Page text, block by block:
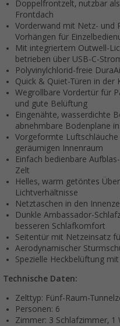
Doppelfrontzelt, nutzbar
Frontdach
Vorderwand mit Netz- und
Vorhängen für
Mit integriertem Outwell-
betrieben über USB-C-
Polyvinylchlorid-freie
Quick & Quiet-Türen in der
Wegrollbare Vordertür für
und gute Belüftung
Eingenähte, wasserdichte
abnehmbare Bodenplane
Vorgeformte
geräumigen Innenraum
Einfach bedienbare
Zelt
Helles, warm getöntes
Lichtverhältnisse
Netztaschen in den
Dunkle Ambassador-
besseren Schlafkomfort
Seitentür mit Netzeinsatz
Aerodynamischer
Spezielle Heckbelüftung
Technische Daten:
Zelttyp: Fünf-Raum-
Personen: 6
Zimmer: 3 Schlafzimmer,